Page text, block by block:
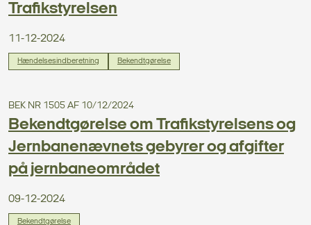
Trafikstyrelsen
11-12-2024
Hændelsesindberetning Bekendtgørelse
BEK NR 1505 AF 10/12/2024
Bekendtgørelse om Trafikstyrelsens og
Jernbanenævnets gebyrer og afgifter
på jernbaneområdet
09-12-2024
Bekendtgørelse